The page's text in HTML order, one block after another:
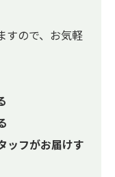
すので、お気軽
ッフがお届けす